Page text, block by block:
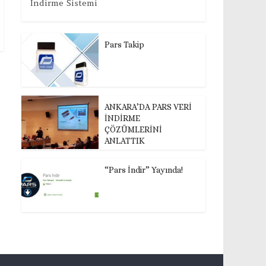
İndirme Sistemi
Pars Takip
ANKARA’DA PARS VERİ
İNDİRME
ÇÖZÜMLERİNİ
ANLATTIK
“Pars İndir” Yayında!